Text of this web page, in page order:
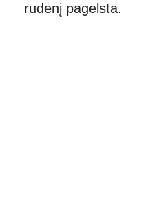
rudenį pagelsta.